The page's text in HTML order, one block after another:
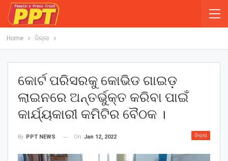
Home ଜିଲ୍ଲା
କୋର୍ଟ ପରିସରକୁ କୋଭିଡ ଗାଇଡ଼
ଲାଇନରେ ଅନ୍ତର୍ଭୁକ୍ତ କରିବା ପାଇଁ
କାର୍ଯ୍ୟକାରୀ କମିଟିର ବୈଠକ ।
ଜିଲ୍ଲା
By PPT NEWS On Jan 12, 2022